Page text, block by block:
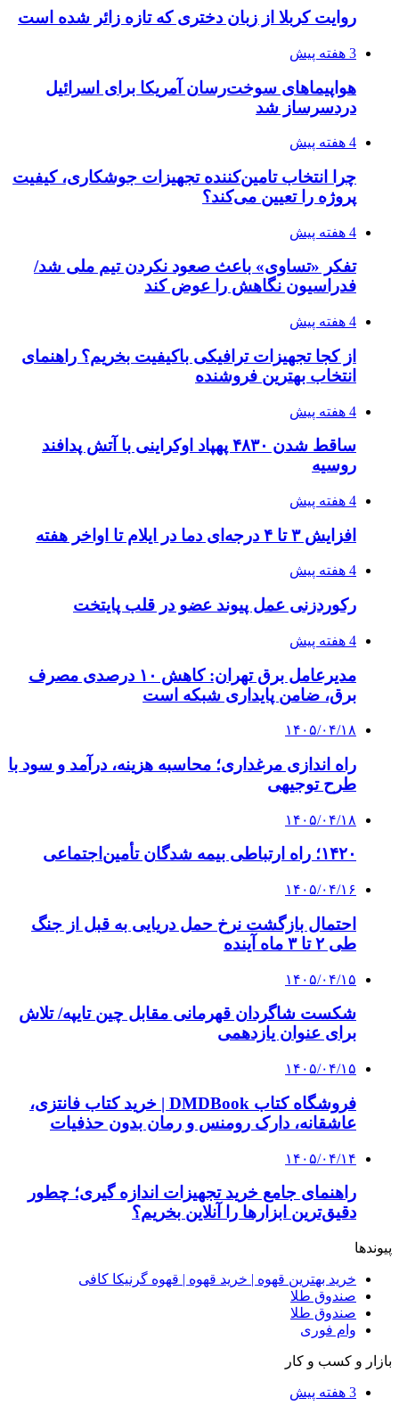
افزایش ۳ تا ۴ درجه‌ای دما در ایلام تا اواخر هفته
رکوردزنی عمل پیوند عضو در قلب پایتخت
4 هفته پیش
برق، ضامن پایداری شبکه است
۱۴۰۵/۰۴/۱۸
راه اندازی مرغداری؛ محاسبه هزینه، درآمد و سود با
طرح توجیهی
۱۴۰۵/۰۴/۱۸
۱۴۲۰؛ راه ارتباطی بیمه شدگان تأمین‌اجتماعی
۱۴۰۵/۰۴/۱۶
طی ۲ تا ۳ ماه آینده
۱۴۰۵/۰۴/۱۵
برای عنوان یازدهمی
۱۴۰۵/۰۴/۱۵
عاشقانه، دارک رومنس و رمان بدون حذفیات
راهنمای جامع خرید تجهیزات اندازه گیری؛ چطور
دقیق‌ترین ابزارها را آنلاین بخریم؟
خرید بهترین قهوه | خرید قهوه | قهوه گرنیکا کافی
صندوق طلا
صندوق طلا
3 هفته پیش
خرید ابزار آلات دستی و صنعتی زیر قیمت بازار؛
چطور ابزار اصل را با بهترین قیمت تهیه کنیم؟
4 هفته پیش
چرا انتخاب تامین‌کننده تجهیزات جوشکاری، کیفیت
پروژه را تعیین می‌کند؟
4 هفته پیش
از کجا تجهیزات ترافیکی باکیفیت بخریم؟ راهنمای
انتخاب بهترین فروشنده
۱۴۰۵/۰۴/۱۸
راه اندازی مرغداری؛ محاسبه هزینه، درآمد و سود با
طرح توجیهی
۱۴۰۵/۰۴/۱۵
عاشقانه، دارک رومنس و رمان بدون حذفیات
۱۴۰۵/۰۴/۱۴
دقیق‌ترین ابزارها را آنلاین بخریم؟
۱۴۰۵/۰۴/۰۹